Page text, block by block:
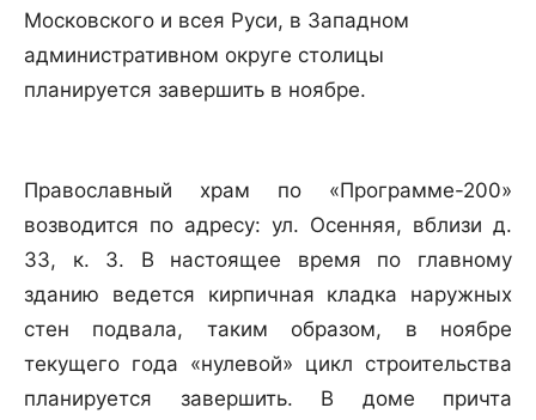
Московского и всея Руси, в Западном
административном округе столицы
планируется завершить в ноябре.
Православный храм по «Программе-200»
возводится по адресу: ул. Осенняя, вблизи д.
33, к. 3. В настоящее время по главному
зданию ведется кирпичная кладка наружных
стен подвала, таким образом, в ноябре
текущего года «нулевой» цикл строительства
планируется завершить. В доме причта